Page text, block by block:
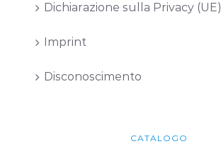
Dichiarazione sulla Privacy (UE)
Imprint
Disconoscimento
CATALOGO